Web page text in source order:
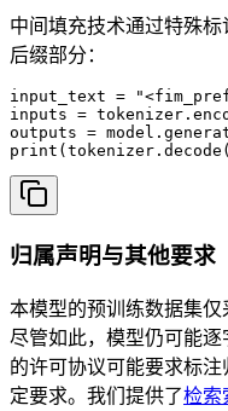
中间填充技术通过特殊
后缀部分：
input_text =
inputs =
outputs =
归属声明与其他要求
本模型的预训练数据集仅
尽管如此，模型仍可能
的许可协议可能要求标
定要求。我们提供了检索